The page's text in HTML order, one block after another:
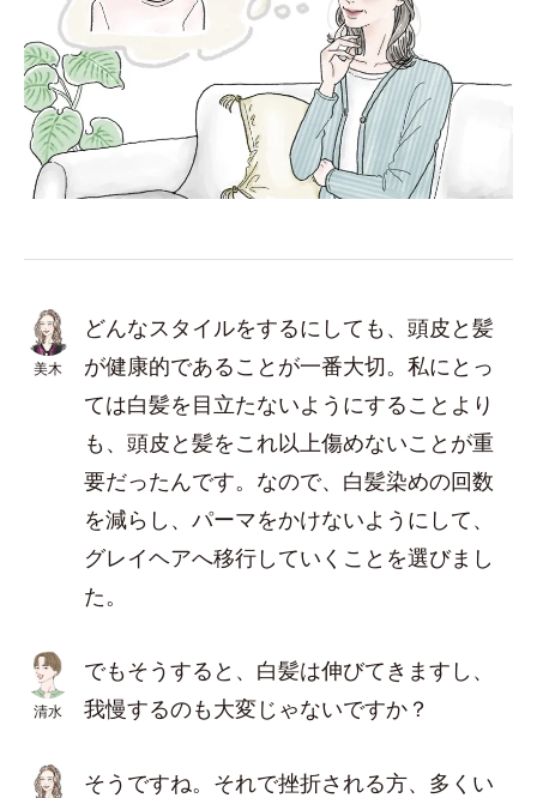
美木
どんなスタイルをするにしても、頭皮と髪
が健康的であることが一番大切。私にとっ
ては白髪を目立たないようにすることより
も、頭皮と髪をこれ以上傷めないことが重
要だったんです。なので、白髪染めの回数
を減らし、パーマをかけないようにして、
グレイヘアへ移行していくことを選びまし
た。
清水
でもそうすると、白髪は伸びてきますし、
我慢するのも大変じゃないですか？
そうですね。それで挫折される方、多くい